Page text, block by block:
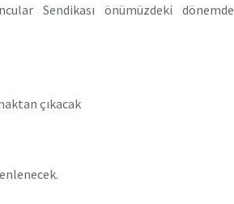
Sendikası önümüzdeki dönemde
çıkacak